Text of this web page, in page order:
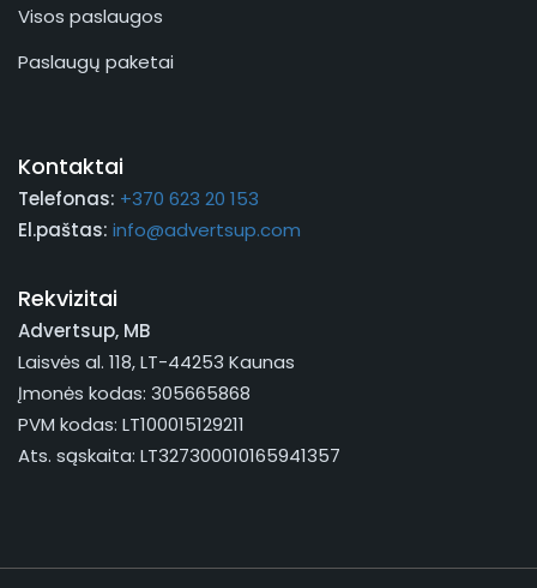
Visos paslaugos
Paslaugų paketai
Kontaktai
Telefonas: +370 623 20 153
El.paštas: info@advertsup.com
Rekvizitai
Advertsup, MB
Laisvės al. 118, LT-44253 Kaunas
Įmonės kodas: 305665868
PVM kodas: LT100015129211
Ats. sąskaita: LT327300010165941357